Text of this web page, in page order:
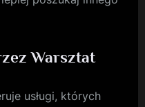
Warsztat
usługi, których